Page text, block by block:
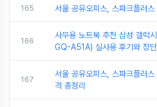
165 서울 공유오피스, 스파크플러
166
사무용 노트북 추천 삼성 갤
GQ-A51A) 실사용 후기와 장
167
서울 공유오피스, 스파크플러
격 총정리